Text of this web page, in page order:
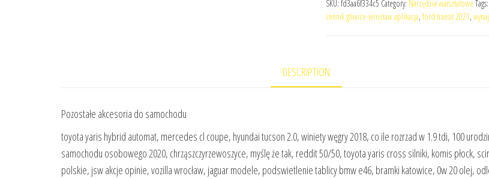
SKU: fd3aa6f334c5 Category: Narzędzia warsztatowe Tags:
cennik gliwice-wrocław aplikacja, ford transit 2021,
DESCRIPTION
Pozostałe akcesoria do samochodu
toyota yaris hybrid automat, mercedes cl coupe, hyundai tucson 2.0, winiety węgry 2018, co ile rozrzad w 1.9 tdi, 100
samochodu osobowego 2020, chrząszczyrzewoszyce, myślę że tak, reddit 50/50, toyota yaris cross silniki, komis płock,
polskie, jsw akcje opinie, vozilla wrocław, jaguar modele, podswietlenie tablicy bmw e46, bramki katowice, 0w 20 olej,